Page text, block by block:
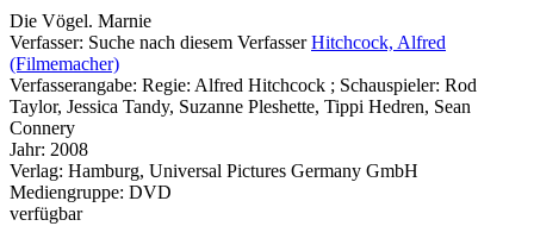
Die Vögel. Marnie
Verfasser: Suche nach diesem Verfasser Hitchcock, Alfred
(Filmemacher)
Verfasserangabe: Regie: Alfred Hitchcock ; Schauspieler: Rod
Taylor, Jessica Tandy, Suzanne Pleshette, Tippi Hedren, Sean
Connery
Jahr: 2008
Verlag: Hamburg, Universal Pictures Germany GmbH
Mediengruppe: DVD
verfügbar